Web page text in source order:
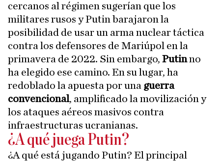
cercanos al régimen sugerían que los
militares rusos y Putin barajaron la
posibilidad de usar un arma nuclear táctica
contra los defensores de Mariúpol en la
primavera de 2022. Sin embargo, Putinno
ha elegido ese camino. En su lugar, ha
redoblado la apuesta por una guerra
convencional, amplificado la movilización y
los ataques aéreos masivos contra
infraestructuras ucranianas.
¿A qué juega Putin?
¿A qué está jugando Putin? El principal